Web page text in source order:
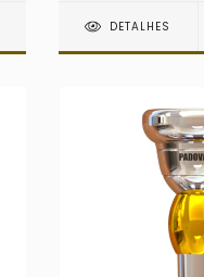
DETALHES